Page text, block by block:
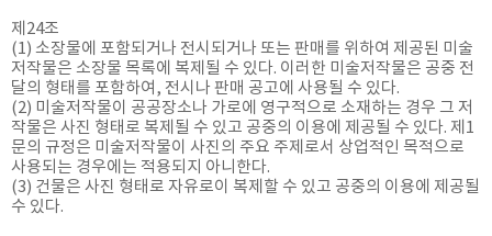
제24조
(1) 소장물에 포함되거나 전시되거나 또는 판매를 위하여 제공된 미술
저작물은 소장물 목록에 복제될 수 있다. 이러한 미술저작물은 공중 전
달의 형태를 포함하여, 전시나 판매 공고에 사용될 수 있다.
(2) 미술저작물이 공공장소나 가로에 영구적으로 소재하는 경우 그 저
작물은 사진 형태로 복제될 수 있고 공중의 이용에 제공될 수 있다. 제1
문의 규정은 미술저작물이 사진의 주요 주제로서 상업적인 목적으로
사용되는 경우에는 적용되지 아니한다.
(3) 건물은 사진 형태로 자유로이 복제할 수 있고 공중의 이용에 제공될
수 있다.